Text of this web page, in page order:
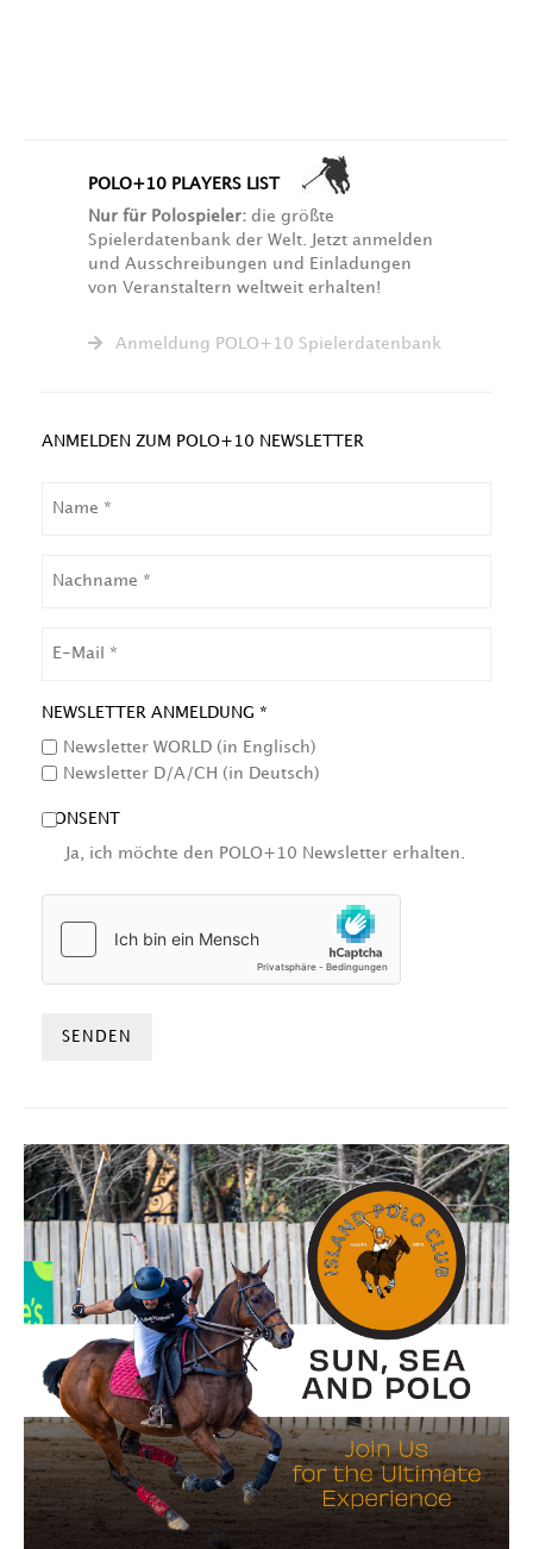
POLO+10 PLAYERS LIST
Nur für Polospieler: die größte
Spielerdatenbank der Welt. Jetzt anmelden
und Ausschreibungen und Einladungen
von Veranstaltern weltweit erhalten!
Anmeldung POLO+10 Spielerdatenbank
ANMELDEN ZUM POLO+10 NEWSLETTER
NEWSLETTER ANMELDUNG *
Newsletter WORLD (in Englisch)
Newsletter D/A/CH (in Deutsch)
CONSENT
Ja, ich möchte den POLO+10 Newsletter erhalten.